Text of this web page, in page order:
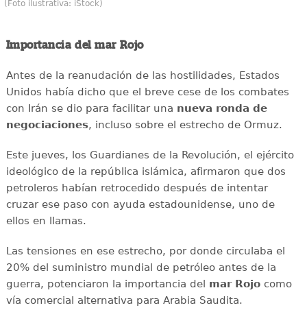
(Foto ilustrativa: iStock)
Importancia del mar Rojo
Antes de la reanudación de las hostilidades, Estados
Unidos había dicho que el breve cese de los combates
con Irán se dio para facilitar una nueva ronda de
negociaciones, incluso sobre el estrecho de Ormuz.
Este jueves, los Guardianes de la Revolución, el ejército
ideológico de la república islámica, afirmaron que dos
petroleros habían retrocedido después de intentar
cruzar ese paso con ayuda estadounidense, uno de
ellos en llamas.
Las tensiones en ese estrecho, por donde circulaba el
20% del suministro mundial de petróleo antes de la
guerra, potenciaron la importancia del mar Rojocomo
vía comercial alternativa para Arabia Saudita.